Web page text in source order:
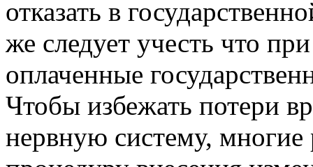
отказать в
же следует учесть что
оплаченные
Чтобы избежать потери
нервную систему,